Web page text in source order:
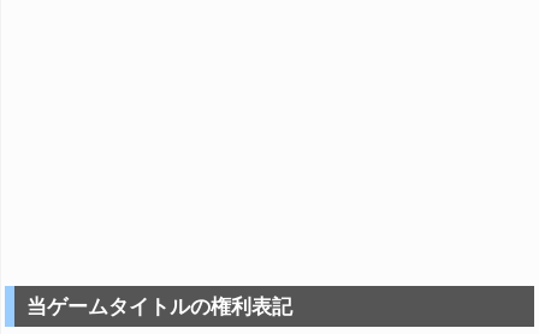
当ゲームタイトルの権利表記